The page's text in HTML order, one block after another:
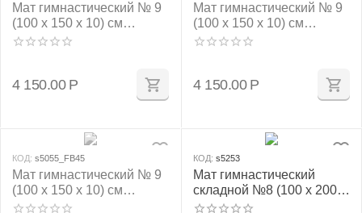
Мат гимнастический № 9
(100 х 150 х 10) см
красно/жёлтый
4 150.00 Р
Мат гимнастический № 9
(100 х 150 х 10) см
зелёно/жёлтый
4 150.00 Р
КОД: s5055_FB45
Мат гимнастический № 9
(100 х 150 х 10) см
жёлтый
КОД: s5253
Мат гимнастический
складной №8 (100 х 200 х
10) см бежевый 1